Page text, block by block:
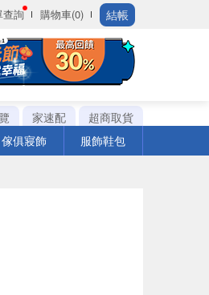
查詢 購物車(0) 結帳
家速配
超商取貨
傢俱寢飾 服飾鞋包